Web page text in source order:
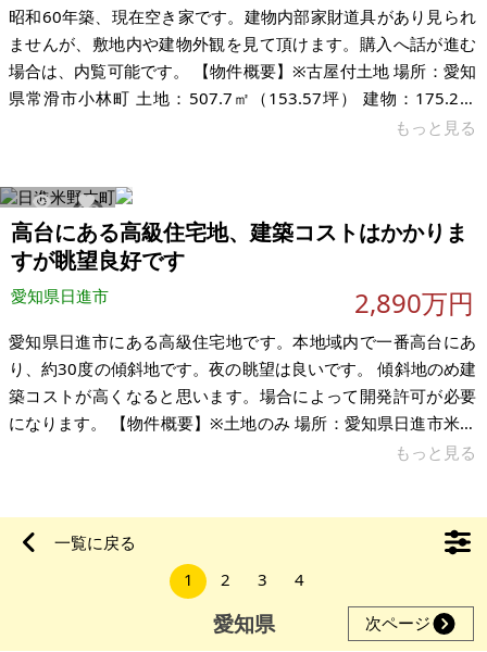
昭和60年築、現在空き家です。建物内部家財道具があり見られ
ませんが、敷地内や建物外観を見て頂けます。購入へ話が進む
場合は、内覧可能です。 【物件概要】※古屋付土地 場所：愛知
県常滑市小林町 土地：507.7㎡（153.57坪） 建物：175.2㎡
（53坪） 構造：木造 現況：空き家 希望価格：1,860万円 ※現
もっと見る
1751 1
高台にある高級住宅地、建築コストはかかりま
すが眺望良好です
愛知県日進市 2,890万円
愛知県日進市にある高級住宅地です。本地域内で一番高台にあ
り、約30度の傾斜地です。夜の眺望は良いです。 傾斜地のめ建
築コストが高くなると思います。場合によって開発許可が必要
になります。 【物件概要】※土地のみ 場所：愛知県日進市米野
木町南山 土地：659.3㎡（199.44坪） 建物：無し 構造： 現
もっと見る
一覧に戻る
1
2 3 4
愛知県 次ページ